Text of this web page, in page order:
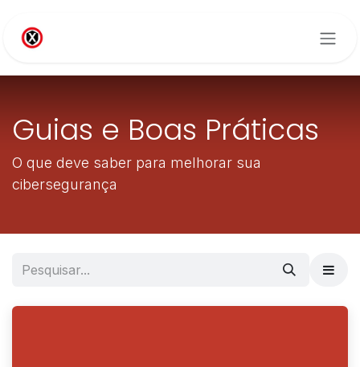
Guias e Boas Práticas
O que deve saber para melhorar sua
cibersegurança